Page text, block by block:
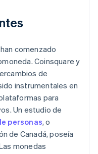
comenzado
Coinsquare y
de
instrumentales en
para
Un estudio de
personas, o
de Canadá, poseía
monedas